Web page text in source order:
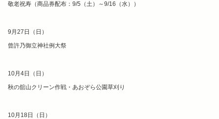
敬老祝寿（商品券配布：9/5（土）～9/16（水））
9月27日（日）
曾許乃御立神社例大祭
10月4日（日）
秋の舘山クリーン作戦・あおぞら公園草刈り
10月18日（日）